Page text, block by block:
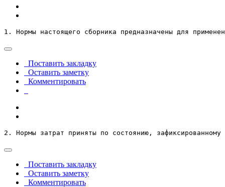
1. Нормы настоящего сборника предназначены для
Поставить закладку
Оставить заметку
Комментировать
2. Нормы затрат приняты по состоянию,
Поставить закладку
Оставить заметку
Комментировать